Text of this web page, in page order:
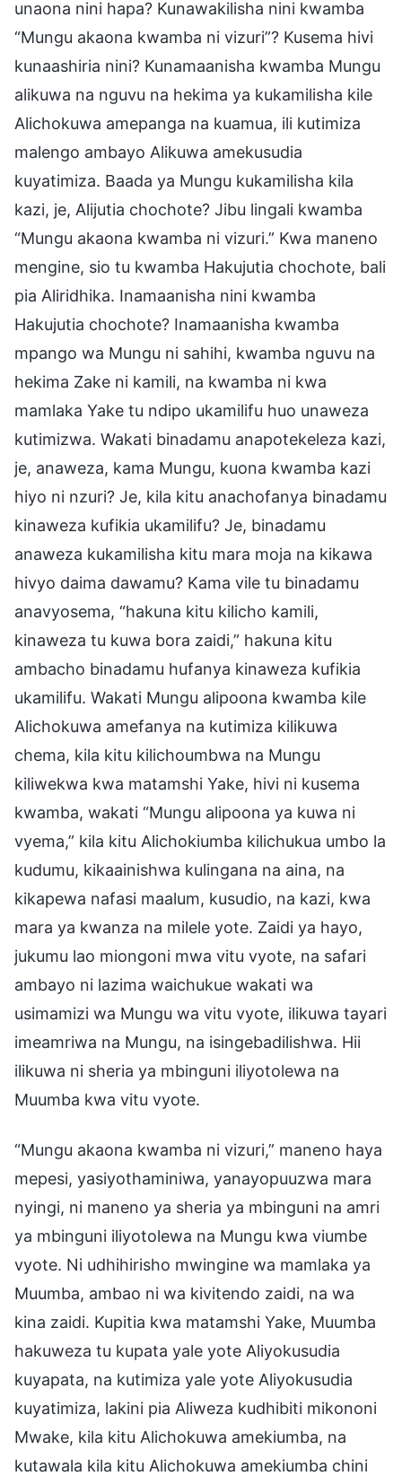
unaona nini hapa? Kunawakilisha nini kwamba
“Mungu akaona kwamba ni vizuri”? Kusema hivi
kunaashiria nini? Kunamaanisha kwamba Mungu
alikuwa na nguvu na hekima ya kukamilisha kile
Alichokuwa amepanga na kuamua, ili kutimiza
malengo ambayo Alikuwa amekusudia
kuyatimiza. Baada ya Mungu kukamilisha kila
kazi, je, Alijutia chochote? Jibu lingali kwamba
“Mungu akaona kwamba ni vizuri.” Kwa maneno
mengine, sio tu kwamba Hakujutia chochote, bali
pia Aliridhika. Inamaanisha nini kwamba
Hakujutia chochote? Inamaanisha kwamba
mpango wa Mungu ni sahihi, kwamba nguvu na
hekima Zake ni kamili, na kwamba ni kwa
mamlaka Yake tu ndipo ukamilifu huo unaweza
kutimizwa. Wakati binadamu anapotekeleza kazi,
je, anaweza, kama Mungu, kuona kwamba kazi
hiyo ni nzuri? Je, kila kitu anachofanya binadamu
kinaweza kufikia ukamilifu? Je, binadamu
anaweza kukamilisha kitu mara moja na kikawa
hivyo daima dawamu? Kama vile tu binadamu
anavyosema, “hakuna kitu kilicho kamili,
kinaweza tu kuwa bora zaidi,” hakuna kitu
ambacho binadamu hufanya kinaweza kufikia
ukamilifu. Wakati Mungu alipoona kwamba kile
Alichokuwa amefanya na kutimiza kilikuwa
chema, kila kitu kilichoumbwa na Mungu
kiliwekwa kwa matamshi Yake, hivi ni kusema
kwamba, wakati “Mungu alipoona ya kuwa ni
vyema,” kila kitu Alichokiumba kilichukua umbo la
kudumu, kikaainishwa kulingana na aina, na
kikapewa nafasi maalum, kusudio, na kazi, kwa
mara ya kwanza na milele yote. Zaidi ya hayo,
jukumu lao miongoni mwa vitu vyote, na safari
ambayo ni lazima waichukue wakati wa
usimamizi wa Mungu wa vitu vyote, ilikuwa tayari
imeamriwa na Mungu, na isingebadilishwa. Hii
ilikuwa ni sheria ya mbinguni iliyotolewa na
Muumba kwa vitu vyote.
“Mungu akaona kwamba ni vizuri,” maneno haya
mepesi, yasiyothaminiwa, yanayopuuzwa mara
nyingi, ni maneno ya sheria ya mbinguni na amri
ya mbinguni iliyotolewa na Mungu kwa viumbe
vyote. Ni udhihirisho mwingine wa mamlaka ya
Muumba, ambao ni wa kivitendo zaidi, na wa
kina zaidi. Kupitia kwa matamshi Yake, Muumba
hakuweza tu kupata yale yote Aliyokusudia
kuyapata, na kutimiza yale yote Aliyokusudia
kuyatimiza, lakini pia Aliweza kudhibiti mikononi
Mwake, kila kitu Alichokuwa amekiumba, na
kutawala kila kitu Alichokuwa amekiumba chini